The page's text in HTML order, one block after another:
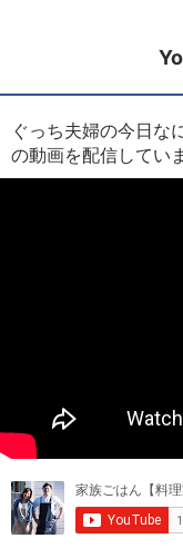
ぐっち夫婦の今日な
の動画を配信してい